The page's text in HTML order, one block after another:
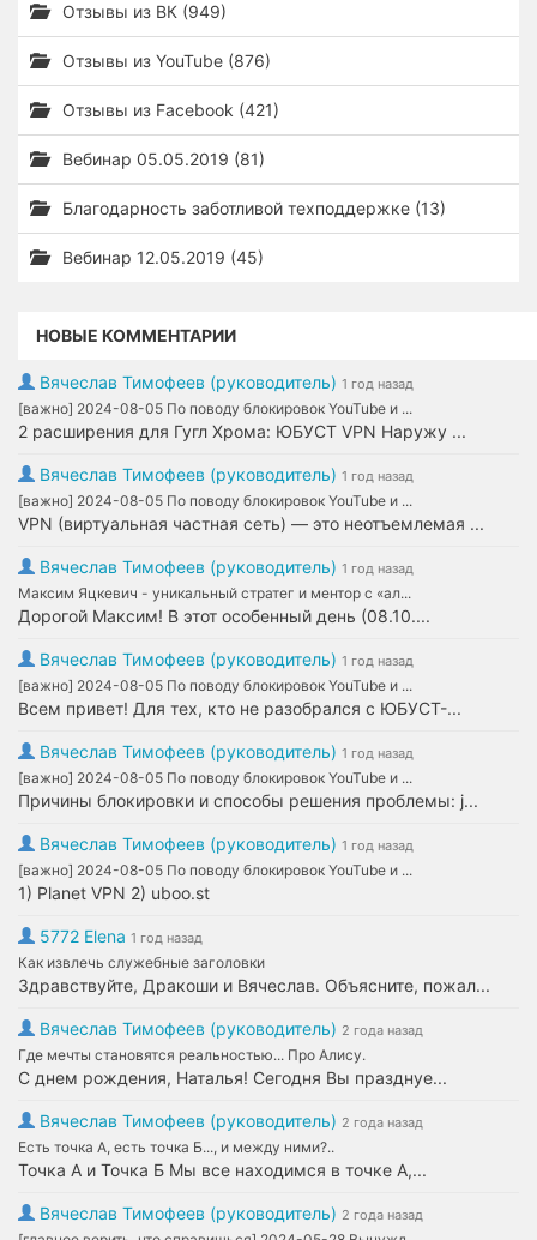
Отзывы из ВК (949)
Отзывы из YouTube (876)
Отзывы из Facebook (421)
Вебинар 05.05.2019 (81)
Благодарность заботливой техподдержке (13)
Вебинар 12.05.2019 (45)
НОВЫЕ КОММЕНТАРИИ
Вячеслав Тимофеев (руководитель) 1 год назад
[важно] 2024-08-05 По поводу блокировок YouTube и ...
2 расширения для Гугл Хрома: ЮБУСТ VPN Наружу ...
Вячеслав Тимофеев (руководитель) 1 год назад
[важно] 2024-08-05 По поводу блокировок YouTube и ...
VPN (виртуальная частная сеть) — это неотъемлемая ...
Вячеслав Тимофеев (руководитель) 1 год назад
Максим Яцкевич - уникальный стратег и ментор с «ал...
Дорогой Максим! В этот особенный день (08.10....
Вячеслав Тимофеев (руководитель) 1 год назад
[важно] 2024-08-05 По поводу блокировок YouTube и ...
Всем привет! Для тех, кто не разобрался с ЮБУСТ-...
Вячеслав Тимофеев (руководитель) 1 год назад
[важно] 2024-08-05 По поводу блокировок YouTube и ...
Причины блокировки и способы решения проблемы: j...
Вячеслав Тимофеев (руководитель) 1 год назад
[важно] 2024-08-05 По поводу блокировок YouTube и ...
1) Planet VPN 2) uboo.st
5772 Elena 1 год назад
Как извлечь служебные заголовки
Здравствуйте, Дракоши и Вячеслав. Объясните, пожал...
Вячеслав Тимофеев (руководитель) 2 года назад
Где мечты становятся реальностью... Про Алису.
С днем рождения, Наталья! Сегодня Вы празднуе...
Вячеслав Тимофеев (руководитель) 2 года назад
Есть точка А, есть точка Б..., и между ними?..
Точка А и Точка Б Мы все находимся в точке А,...
Вячеслав Тимофеев (руководитель) 2 года назад